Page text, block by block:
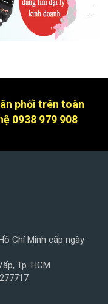
phối trên toàn
0938 979 908
Chí Minh cấp ngày
Tp. HCM